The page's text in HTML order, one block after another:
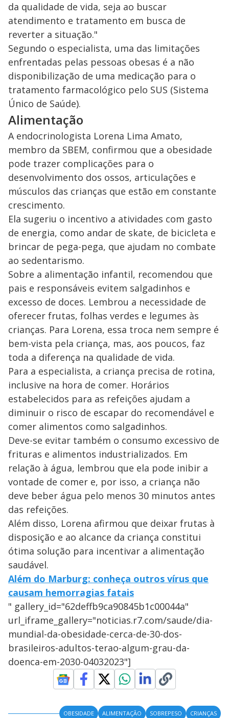
da qualidade de vida, seja ao buscar
atendimento e tratamento em busca de
reverter a situação."
Segundo o especialista, uma das limitações
enfrentadas pelas pessoas obesas é a não
disponibilização de uma medicação para o
tratamento farmacológico pelo SUS (Sistema
Único de Saúde).
Alimentação
A endocrinologista Lorena Lima Amato,
membro da SBEM, confirmou que a obesidade
pode trazer complicações para o
desenvolvimento dos ossos, articulações e
músculos das crianças que estão em constante
crescimento.
Ela sugeriu o incentivo a atividades com gasto
de energia, como andar de skate, de bicicleta e
brincar de pega-pega, que ajudam no combate
ao sedentarismo.
Sobre a alimentação infantil, recomendou que
pais e responsáveis evitem salgadinhos e
excesso de doces. Lembrou a necessidade de
oferecer frutas, folhas verdes e legumes às
crianças. Para Lorena, essa troca nem sempre é
bem-vista pela criança, mas, aos poucos, faz
toda a diferença na qualidade de vida.
Para a especialista, a criança precisa de rotina,
inclusive na hora de comer. Horários
estabelecidos para as refeições ajudam a
diminuir o risco de escapar do recomendável e
comer alimentos como salgadinhos.
Deve-se evitar também o consumo excessivo de
frituras e alimentos industrializados. Em
relação à água, lembrou que ela pode inibir a
vontade de comer e, por isso, a criança não
deve beber água pelo menos 30 minutos antes
das refeições.
Além disso, Lorena afirmou que deixar frutas à
disposição e ao alcance da criança constitui
ótima solução para incentivar a alimentação
saudável.
Além do Marburg: conheça outros vírus que
causam hemorragias fatais
" gallery_id="62deffb9ca90845b1c00044a"
url_iframe_gallery="noticias.r7.com/saude/dia-
mundial-da-obesidade-cerca-de-30-dos-
brasileiros-adultos-terao-algum-grau-da-
doenca-em-2030-04032023"]
OBESIDADE ALIMENTAÇÃO SOBREPESO CRIANÇAS